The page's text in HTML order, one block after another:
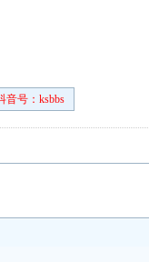
音号：ksbbs